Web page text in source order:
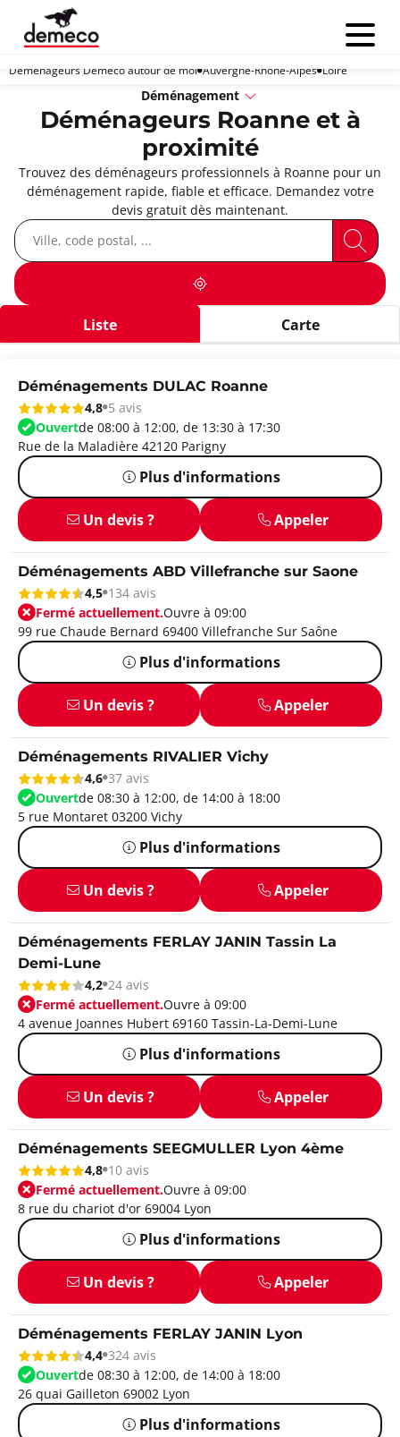
Menu
Déménageurs Demeco autour de moi Auvergne-Rhône-Alpes Loire
Déménagement
Déménageurs Roanne et à
proximité
Trouvez des déménageurs professionnels à Roanne pour un
déménagement rapide, fiable et efficace. Demandez votre
devis gratuit dès maintenant.
Liste Carte
Déménagements DULAC Roanne
4,8 5 avis
Ouvertde 08:00 à 12:00, de 13:30 à 17:30
Rue de la Maladière 42120 Parigny
Plus d'informations
Un devis ? Appeler
Déménagements ABD Villefranche sur Saone
4,5 134 avis
Fermé actuellement.Ouvre à 09:00
99 rue Chaude Bernard 69400 Villefranche Sur Saône
Plus d'informations
Un devis ? Appeler
Déménagements RIVALIER Vichy
4,6 37 avis
Ouvertde 08:30 à 12:00, de 14:00 à 18:00
5 rue Montaret 03200 Vichy
Plus d'informations
Un devis ? Appeler
Déménagements FERLAY JANIN Tassin La
Demi-Lune
4,2 24 avis
Fermé actuellement.Ouvre à 09:00
4 avenue Joannes Hubert 69160 Tassin-La-Demi-Lune
Plus d'informations
Un devis ? Appeler
Déménagements SEEGMULLER Lyon 4ème
4,8 10 avis
Fermé actuellement.Ouvre à 09:00
8 rue du chariot d'or 69004 Lyon
Plus d'informations
Un devis ? Appeler
Déménagements FERLAY JANIN Lyon
4,4 324 avis
Ouvertde 08:30 à 12:00, de 14:00 à 18:00
26 quai Gailleton 69002 Lyon
Plus d'informations